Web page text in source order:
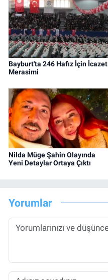
Bayburt'ta 246 Hafız İçin İcazet
Merasimi
Nilda Müge Şahin Olayında
Yeni Detaylar Ortaya Çıktı
Yorumlar